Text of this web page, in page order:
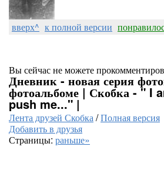
вверх^ к полной версии
Вы сейчас не можете
Дневник - новая серия
фотоальбоме | Скобка - " I
push me..." |
Лента друзей Скобка/Полная версия
Добавить в друзья
Страницы: раньше»